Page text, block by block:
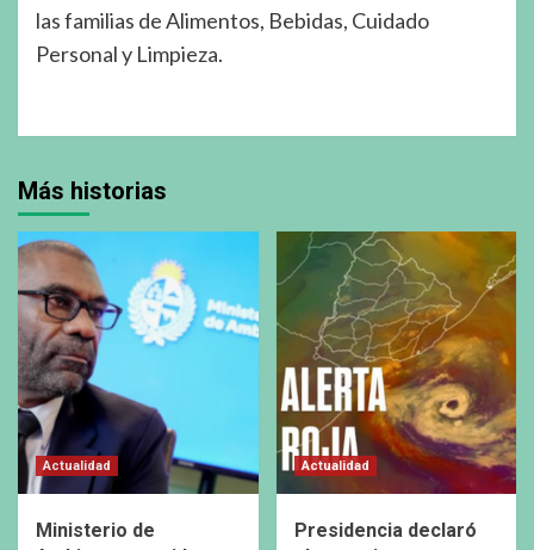
las familias de Alimentos, Bebidas, Cuidado
Personal y Limpieza.
Más historias
Actualidad
Ministerio de
Actualidad
Presidencia declaró